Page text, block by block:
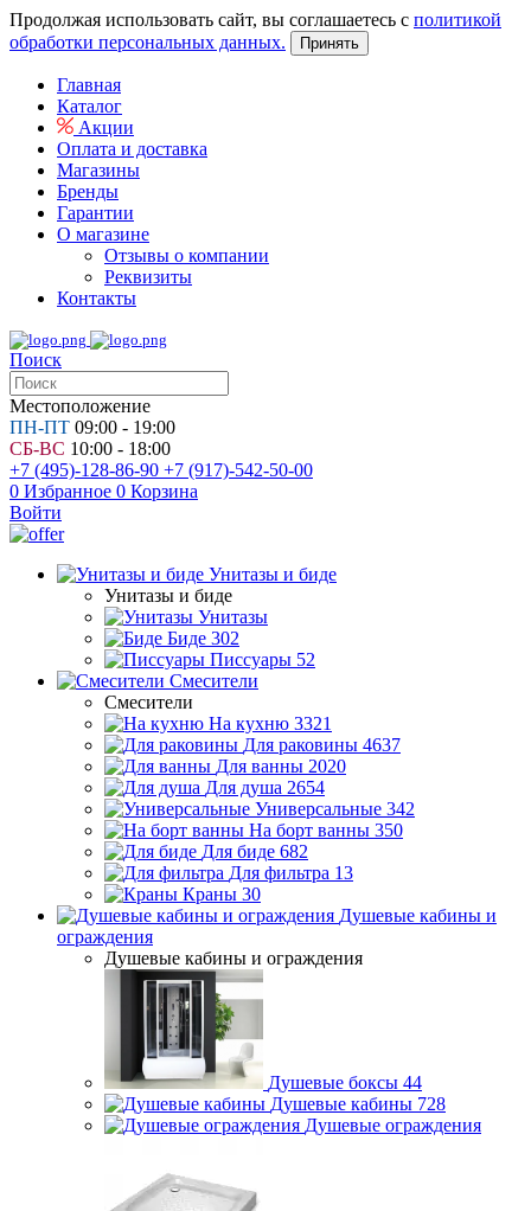
Продолжая использовать сайт, вы соглашаетесь с политикой
обработки персональных данных.
Принять
Главная
Каталог
Акции
Оплата и доставка
Магазины
Бренды
Гарантии
О магазине
Отзывы о компании
Реквизиты
Контакты
Поиск
Местоположение
ПН-ПТ 09:00 - 19:00
СБ-ВС 10:00 - 18:00
+7 (495)-128-86-90 +7 (917)-542-50-00
0 Избранное 0 Корзина
Войти
Унитазы и биде
Унитазы и биде
Унитазы
Биде 302
Писсуары 52
Смесители
Смесители
На кухню 3321
Для раковины 4637
Для ванны 2020
Для душа 2654
Универсальные 342
На борт ванны 350
Для биде 682
Для фильтра 13
Краны 30
Душевые кабины и
ограждения
Душевые кабины и ограждения
Душевые боксы 44
Душевые кабины 728
Душевые ограждения